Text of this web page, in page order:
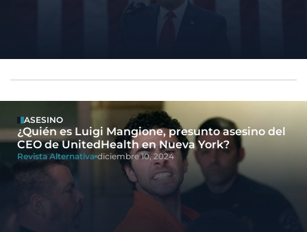
ASESINO
¿Quién es Luigi Mangione, presunto asesino del
CEO de UnitedHealth en Nueva York?
Revista Alternativa diciembre 10, 2024